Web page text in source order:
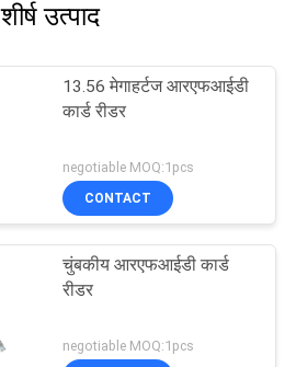
शीर्ष उत्पाद
13.56 मेगाहर्टज आरएफआईडी
कार्ड रीडर
negotiable MOQ:1pcs
CONTACT
चुंबकीय आरएफआईडी कार्ड
रीडर
negotiable MOQ:1pcs